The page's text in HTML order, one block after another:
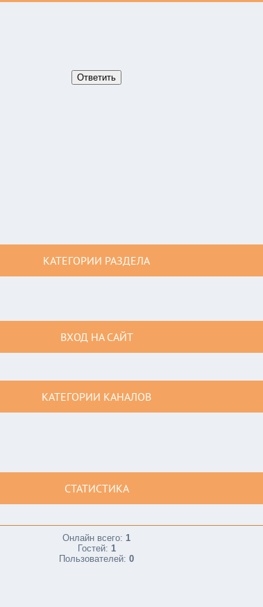
КАТЕГОРИИ РАЗДЕЛА
ВХОД НА САЙТ
КАТЕГОРИИ КАНАЛОВ
СТАТИСТИКА
Онлайн всего: 1
Гостей: 1
Пользователей: 0